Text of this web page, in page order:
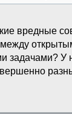
вредные
задачами? У